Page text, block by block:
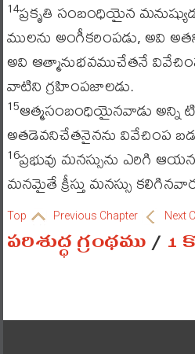
14ప్రకృతి సంబంధియైన
ములను అంగీకరింపడు, అవి
అవి ఆత్మానుభవముచేతనే
వాటిని గ్రహింపజాలడు.
15ఆత్మసంబంధియైనవాడు అన్ని
అతడెవనిచేతనైనను వివేచింప
16ప్రభువు మనస్సును ఎరిగి
మనమైతే క్రీస్తు మనస్సు
Top Previous Chapter Next
పరిశుద్ధ గ్రంథము/1